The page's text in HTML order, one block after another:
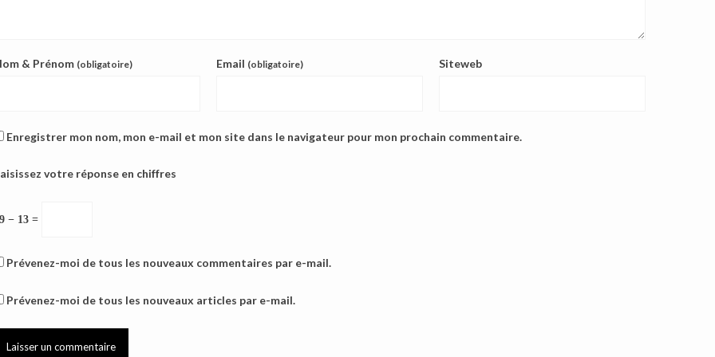
& Prénom (obligatoire) Email (obligatoire) Siteweb
Enregistrer mon nom, mon e-mail et mon site dans le navigateur pour mon prochain commentaire.
votre réponse en chiffres
− 13 =
Prévenez-moi de tous les nouveaux commentaires par e-mail.
Prévenez-moi de tous les nouveaux articles par e-mail.